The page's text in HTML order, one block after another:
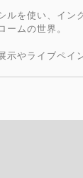
ルを使い、イン
ームの世界。
示やライブペイ